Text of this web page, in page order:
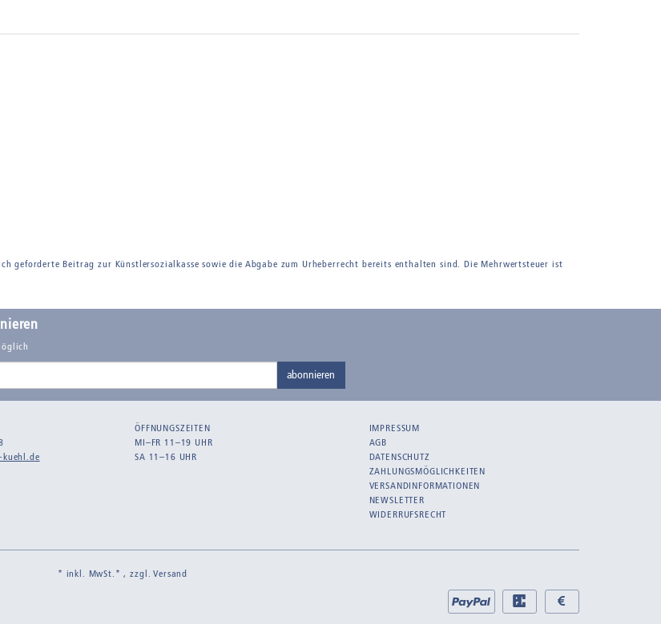
geforderte Beitrag zur Künstlersozialkasse sowie die Abgabe zum Urheberrecht bereits enthalten sind. Die Mehrwertsteuer ist
abonnieren
ÖFFNUNGSZEITEN
MI–FR 11–19 UHR
SA 11–16 UHR
IMPRESSUM
AGB
DATENSCHUTZ
ZAHLUNGSMÖGLICHKEITEN
VERSANDINFORMATIONEN
NEWSLETTER
WIDERRUFSRECHT
* inkl. MwSt.* , zzgl.Versand
Bei
uns
PayPal
bei
bei